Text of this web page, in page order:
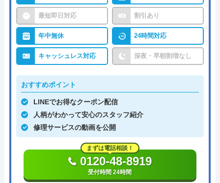
最短即日対応 割引あり
年中無休 24時間対応
キャッシュレス対応 深夜・早朝割増なし
おすすめポイント
LINEでお得なクーポン配信
人柄がわかって安心のスタッフ紹介
修理サービスの動画を公開
まずは電話相談！
0120-48-8919
受付時間 24時間